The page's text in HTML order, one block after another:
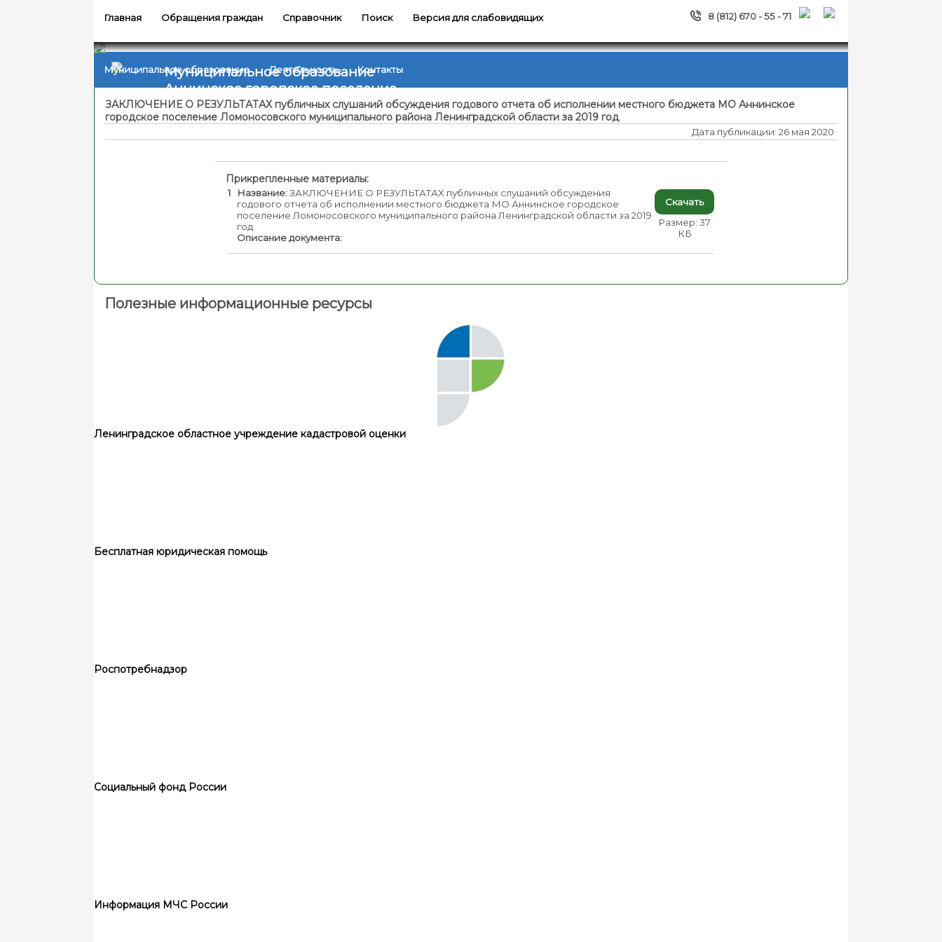
Главная Обращения граждан Справочник Поиск Версия для слабовидящих 8 (812) 670 - 55 - 71
Муниципальное образование
Аннинское городское поселение
Муниципальное образование Деятельность Контакты
ЗАКЛЮЧЕНИЕ О РЕЗУЛЬТАТАХ публичных слушаний обсуждения годового отчета об исполнении местного бюджета МО Аннинское
городское поселение Ломоносовского муниципального района Ленинградской области за 2019 год
Дата публикации: 26 мая 2020
Прикрепленные материалы:
1 Название:ЗАКЛЮЧЕНИЕ О РЕЗУЛЬТАТАХ публичных слушаний обсуждения
годового отчета об исполнении местного бюджета МО Аннинское городское
поселение Ломоносовского муниципального района Ленинградской области за 2019
год
Описание документа:
Скачать
Размер: 37
КБ
Полезные информационные ресурсы
Ленинградское областное учреждение кадастровой оценки
Бесплатная юридическая помощь
Роспотребнадзор
Социальный фонд России
Информация МЧС России